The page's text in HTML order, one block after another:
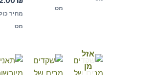
מס
מחיר
מס
אזל
מן